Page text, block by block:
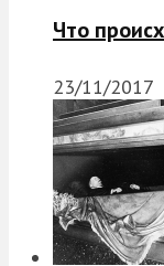
Что
23/11/2017